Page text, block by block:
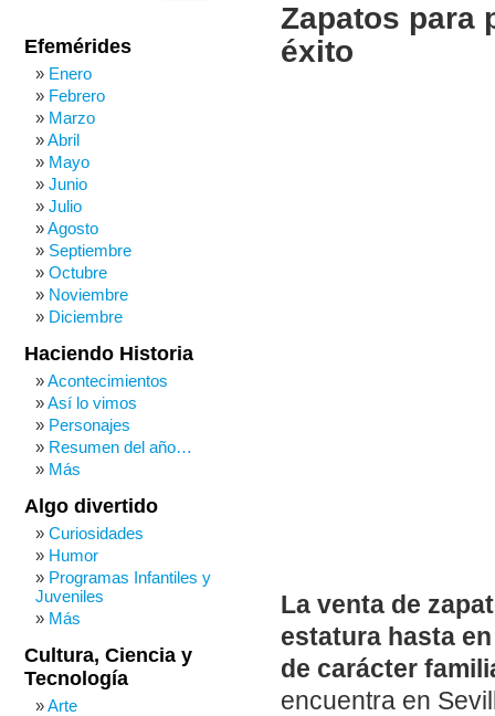
Zapatos para
éxito
La venta de
estatura hasta
de carácter
encuentra en
Efemérides
Enero
Febrero
Marzo
Abril
Mayo
Junio
Julio
Agosto
Septiembre
Octubre
Noviembre
Diciembre
Haciendo Historia
Acontecimientos
Así lo vimos
Personajes
Resumen del año…
Más
Algo divertido
Curiosidades
Humor
Programas Infantiles y
Juveniles
Más
Cultura, Ciencia y
Tecnología
Arte